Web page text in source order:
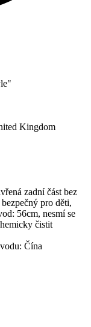
Kingdom
zadní část bez
pro děti,
56cm, nesmí se
čistit
Čína